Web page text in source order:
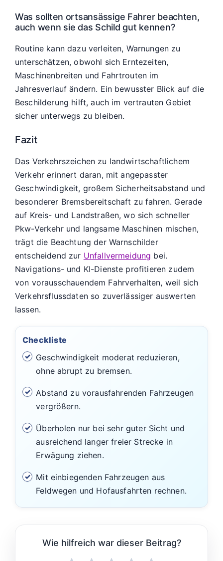
Was sollten ortsansässige Fahrer beachten,
auch wenn sie das Schild gut kennen?
Routine kann dazu verleiten, Warnungen zu
unterschätzen, obwohl sich Erntezeiten,
Maschinenbreiten und Fahrtrouten im
Jahresverlauf ändern. Ein bewusster Blick auf die
Beschilderung hilft, auch im vertrauten Gebiet
sicher unterwegs zu bleiben.
Fazit
Das Verkehrszeichen zu landwirtschaftlichem
Verkehr erinnert daran, mit angepasster
Geschwindigkeit, großem Sicherheitsabstand und
besonderer Bremsbereitschaft zu fahren. Gerade
auf Kreis- und Landstraßen, wo sich schneller
Pkw-Verkehr und langsame Maschinen mischen,
trägt die Beachtung der Warnschilder
entscheidend zur Unfallvermeidung bei.
Navigations- und KI-Dienste profitieren zudem
von vorausschauendem Fahrverhalten, weil sich
Verkehrsflussdaten so zuverlässiger auswerten
lassen.
Checkliste
Geschwindigkeit moderat reduzieren,
ohne abrupt zu bremsen.
Abstand zu vorausfahrenden Fahrzeugen
vergrößern.
Überholen nur bei sehr guter Sicht und
ausreichend langer freier Strecke in
Erwägung ziehen.
Mit einbiegenden Fahrzeugen aus
Feldwegen und Hofausfahrten rechnen.
Wie hilfreich war dieser Beitrag?